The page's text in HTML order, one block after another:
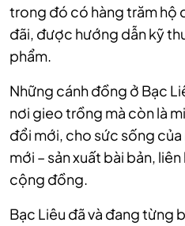
trong đó có hàng trăm hộ
đãi, được hướng dẫn kỹ
phẩm.
Những cánh đồng ở Bạc
nơi gieo trồng mà còn là
đổi mới, cho sức sống của
mới – sản xuất bài bản,
cộng đồng.
Bạc Liêu đã và đang từng